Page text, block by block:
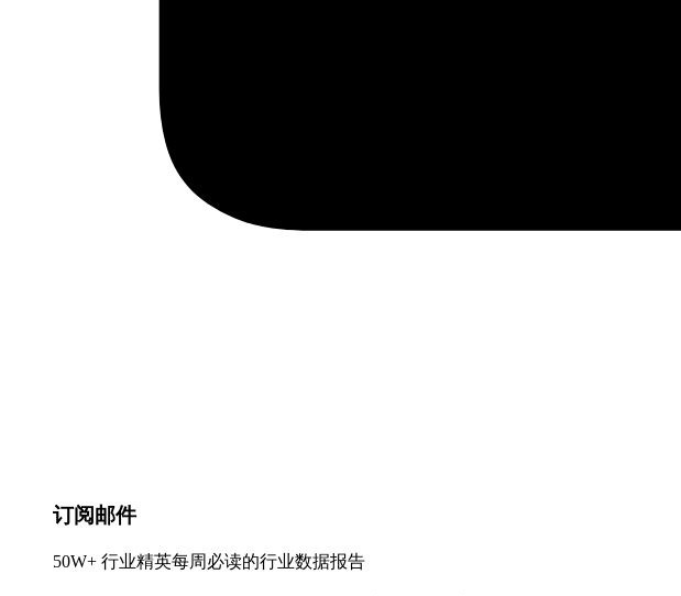
订阅邮件
50W+ 行业精英每周必读的行业数据报告